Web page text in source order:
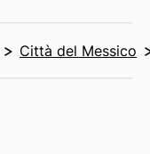
Città del Messico